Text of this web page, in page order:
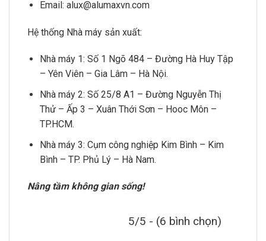
Email: alux@alumaxvn.com
Hệ thống Nhà máy sản xuất:
Nhà máy 1: Số 1 Ngõ 484 – Đường Hà Huy Tập
– Yên Viên – Gia Lâm – Hà Nội.
Nhà máy 2: Số 25/8 A1 – Đường Nguyễn Thị
Thử – Ấp 3 – Xuân Thới Sơn – Hooc Môn –
TP.HCM.
Nhà máy 3: Cụm công nghiệp Kim Bình – Kim
Bình – TP. Phủ Lý – Hà Nam.
Nâng tầm không gian sống!
5/5 - (6 bình chọn)